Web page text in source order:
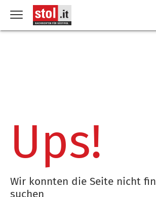
Ups!
Wir konnten die Seite nicht
suchen